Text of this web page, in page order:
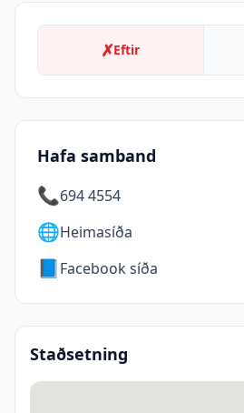
✗Eftir
Hafa samband
📞694 4554
🌐Heimasíða
📘Facebook síða
Staðsetning